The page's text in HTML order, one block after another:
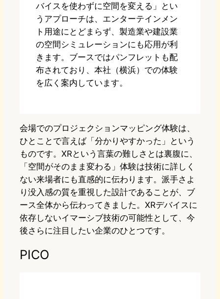
バイスを使わずに空間を変える」とい
うアプローチは、エンターテインメン
ト用途にとどまらず、製造業や建設業
の空間シミュレーションにも応用が利
きます。ブースではパンフレットも配
布されており、本社（横浜）での体験
を広く案内しています。
会場でのプロジェクションマッピング体験は、
ひとことで言えば「分かりやすかった」という
ものです。XRという言葉の難しさとは裏腹に、
「空間がそのまま変わる」体験は技術に詳しく
ない来場者にも直感的に伝わります。派手さよ
り没入感の質を重視した設計であることが、ブ
ース全体から伝わってきました。XRデバイスに
依存しないイマーシブ技術の可能性として、今
後さらに注目したい企業のひとつです。
PICO